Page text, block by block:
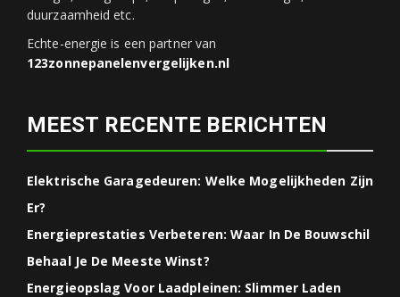
duurzaamheid etc.
Echte-energie is een partner van
123zonnepanelenvergelijken.nl
MEEST RECENTE BERICHTEN
Elektrische Garagedeuren: Welke Mogelijkheden Zijn
Er?
Energieprestaties Verbeteren: Waar In De Bouwschil
Behaal Je De Meeste Winst?
Energieopslag Voor Laadpleinen: Slimmer Laden